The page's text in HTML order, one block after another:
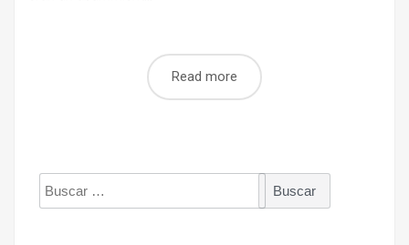
Read more
Buscar: